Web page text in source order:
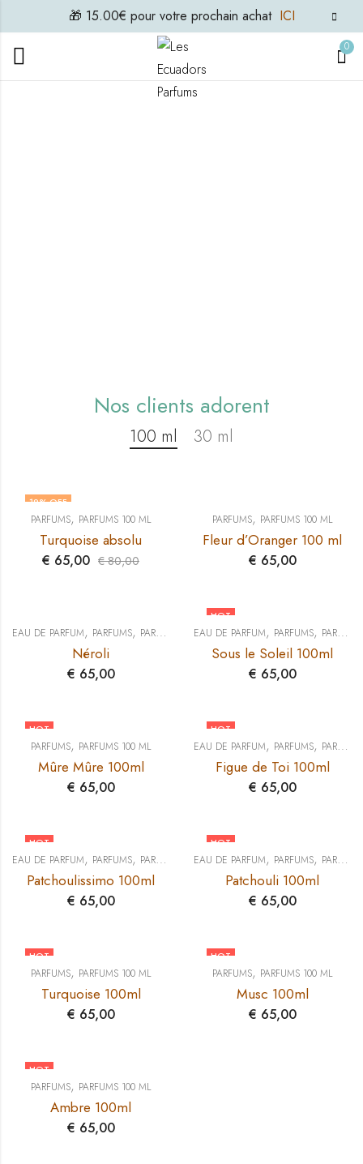
🎁 15.00€ pour votre prochain achat ICI
0
Nos clients adorent
100 ml 30 ml
19% OFF
PARFUMS, PARFUMS 100 ML
Turquoise absolu
€ 65,00 €80,00
PARFUMS, PARFUMS 100 ML
Fleur d’Oranger 100 ml
€ 65,00
EAU DE PARFUM, PARFUMS, PARFUMS 100 ML
Néroli
€ 65,00
HOT
EAU DE PARFUM, PARFUMS, PARFUMS 100 ML
Sous le Soleil 100ml
€ 65,00
HOT
PARFUMS, PARFUMS 100 ML
Mûre Mûre 100ml
€ 65,00
HOT
EAU DE PARFUM, PARFUMS, PARFUMS 100 ML
Figue de Toi 100ml
€ 65,00
HOT
EAU DE PARFUM, PARFUMS, PARFUMS 100 ML
Patchoulissimo 100ml
€ 65,00
HOT
EAU DE PARFUM, PARFUMS, PARFUMS 100 ML
Patchouli 100ml
€ 65,00
HOT
PARFUMS, PARFUMS 100 ML
Turquoise 100ml
€ 65,00
HOT
PARFUMS, PARFUMS 100 ML
Musc 100ml
€ 65,00
HOT
PARFUMS, PARFUMS 100 ML
Ambre 100ml
€ 65,00